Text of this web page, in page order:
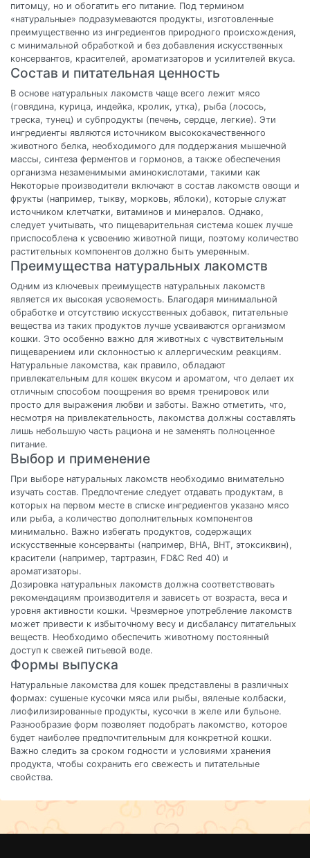
питомцу, но и обогатить его питание. Под термином
«натуральные» подразумеваются продукты, изготовленные
преимущественно из ингредиентов природного происхождения,
с минимальной обработкой и без добавления искусственных
консервантов, красителей, ароматизаторов и усилителей вкуса.
Состав и питательная ценность
В основе натуральных лакомств чаще всего лежит мясо
(говядина, курица, индейка, кролик, утка), рыба (лосось,
треска, тунец) и субпродукты (печень, сердце, легкие). Эти
ингредиенты являются источником высококачественного
животного белка, необходимого для поддержания мышечной
массы, синтеза ферментов и гормонов, а также обеспечения
организма незаменимыми аминокислотами, такими как
Некоторые производители включают в состав лакомств овощи и
фрукты (например, тыкву, морковь, яблоки), которые служат
источником клетчатки, витаминов и минералов. Однако,
следует учитывать, что пищеварительная система кошек лучше
приспособлена к усвоению животной пищи, поэтому количество
растительных компонентов должно быть умеренным.
Преимущества натуральных лакомств
Одним из ключевых преимуществ натуральных лакомств
является их высокая усвояемость. Благодаря минимальной
обработке и отсутствию искусственных добавок, питательные
вещества из таких продуктов лучше усваиваются организмом
кошки. Это особенно важно для животных с чувствительным
пищеварением или склонностью к аллергическим реакциям.
Натуральные лакомства, как правило, обладают
привлекательным для кошек вкусом и ароматом, что делает их
отличным способом поощрения во время тренировок или
просто для выражения любви и заботы. Важно отметить, что,
несмотря на привлекательность, лакомства должны составлять
лишь небольшую часть рациона и не заменять полноценное
питание.
Выбор и применение
При выборе натуральных лакомств необходимо внимательно
изучать состав. Предпочтение следует отдавать продуктам, в
которых на первом месте в списке ингредиентов указано мясо
или рыба, а количество дополнительных компонентов
минимально. Важно избегать продуктов, содержащих
искусственные консерванты (например, BHA, BHT, этоксиквин),
красители (например, тартразин, FD&C Red 40) и
ароматизаторы.
Дозировка натуральных лакомств должна соответствовать
рекомендациям производителя и зависеть от возраста, веса и
уровня активности кошки. Чрезмерное употребление лакомств
может привести к избыточному весу и дисбалансу питательных
веществ. Необходимо обеспечить животному постоянный
доступ к свежей питьевой воде.
Формы выпуска
Натуральные лакомства для кошек представлены в различных
формах: сушеные кусочки мяса или рыбы, вяленые колбаски,
лиофилизированные продукты, кусочки в желе или бульоне.
Разнообразие форм позволяет подобрать лакомство, которое
будет наиболее предпочтительным для конкретной кошки.
Важно следить за сроком годности и условиями хранения
продукта, чтобы сохранить его свежесть и питательные
свойства.